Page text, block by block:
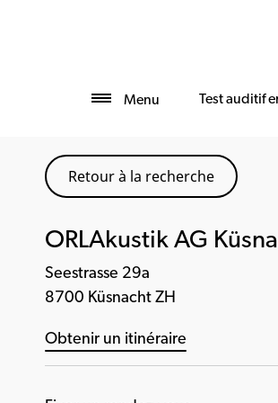
Menu Test auditif
Retour à la recherche
ORLAkustik AG
Seestrasse 29a
8700 Küsnacht ZH
Obtenir un itinéraire